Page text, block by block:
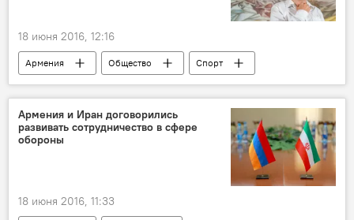
18 июня 2016, 12:16
Армения Общество
Спорт
гроссмейстер
Армения и Иран договорились
развивать сотрудничество в сфере
обороны
18 июня 2016, 11:33